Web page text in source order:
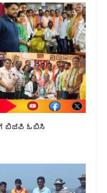
ಬಿಜೆಪಿ ಓಬಿಸಿ